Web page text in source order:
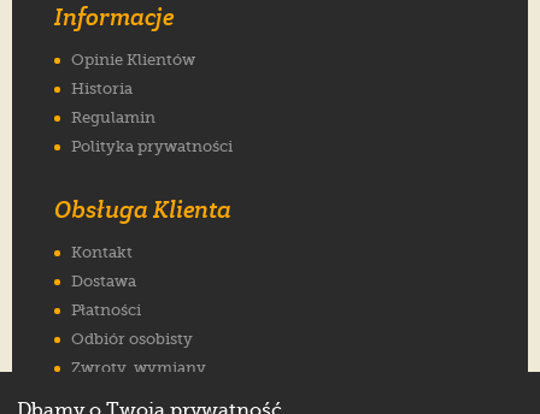
Informacje
Opinie Klientów
Historia
Regulamin
Polityka prywatności
Obsługa Klienta
Kontakt
Dostawa
Płatności
Odbiór osobisty
Zwroty, wymiany